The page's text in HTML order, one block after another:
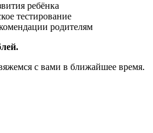
ребёнка
тестирование
родителям
с вами в ближайшее время.